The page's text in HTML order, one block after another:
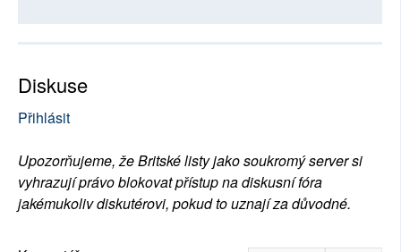
Diskuse
Přihlásit
Upozorňujeme, že Britské listy jako soukromý server si
vyhrazují právo blokovat přístup na diskusní fóra
jakémukoliv diskutérovi, pokud to uznají za důvodné.